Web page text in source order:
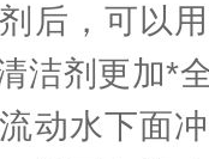
，可以用
洁剂更加*
动水下面